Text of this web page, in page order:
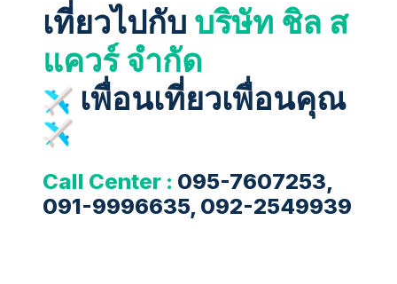
เที่ยวไปกับ บริษัท ชิล ส
แควร์ จำกัด
เพื่อนเที่ยวเพื่อนคุณ
Call Center : 095-7607253,
091-9996635, 092-2549939